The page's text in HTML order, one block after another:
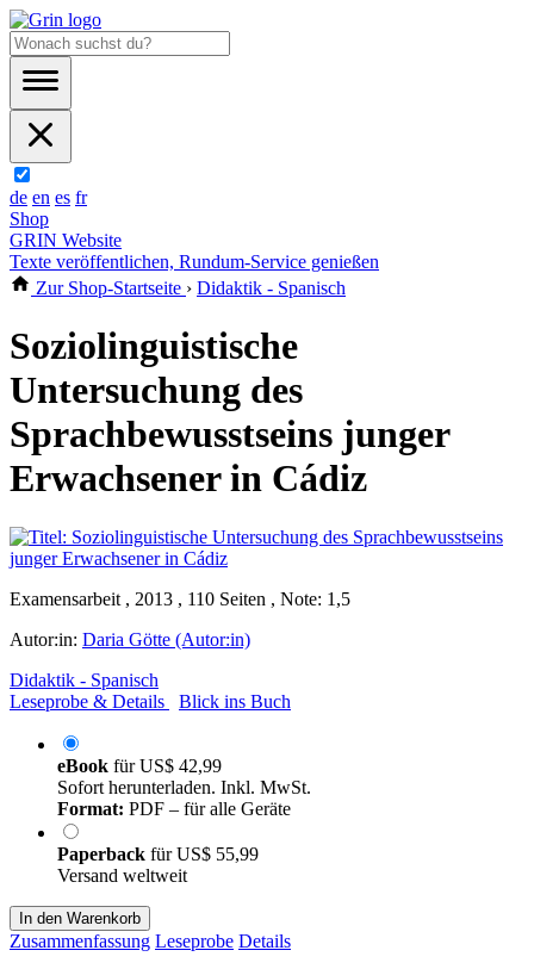
de en es fr
Shop
GRIN Website
Texte veröffentlichen, Rundum-Service genießen
Zur Shop-Startseite › Didaktik - Spanisch
Soziolinguistische
Untersuchung des
Sprachbewusstseins junger
Erwachsener in Cádiz
Examensarbeit , 2013 , 110 Seiten , Note: 1,5
Autor:in: Daria Götte (Autor:in)
Didaktik - Spanisch
Leseprobe & Details
Blick ins Buch
eBook fürUS$ 42,99
Sofort herunterladen. Inkl. MwSt.
Format: PDF – für alle Geräte
Paperback fürUS$ 55,99
Versand weltweit
In den Warenkorb
Zusammenfassung Leseprobe Details